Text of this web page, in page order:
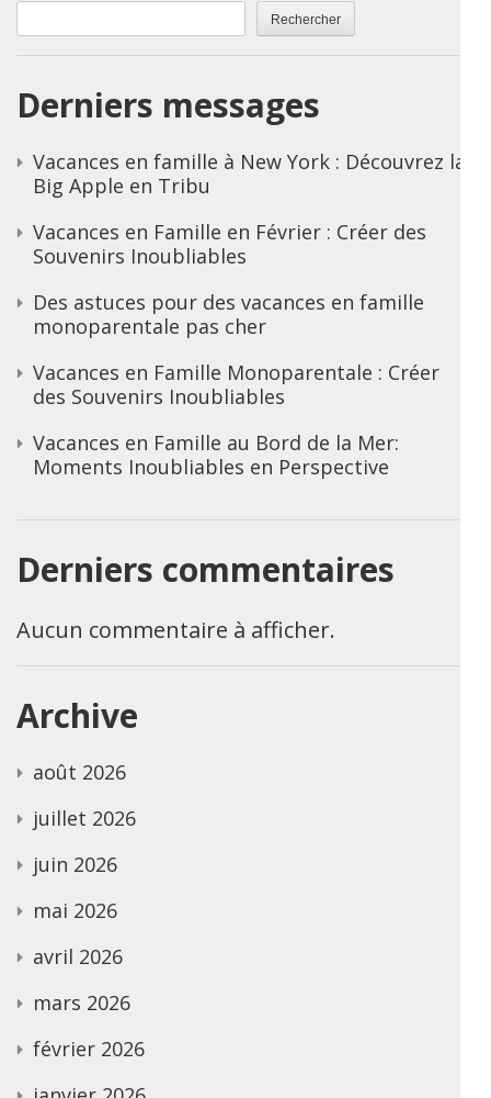
Rechercher
Derniers messages
Vacances en famille à New York : Découvrez la
Big Apple en Tribu
Vacances en Famille en Février : Créer des
Souvenirs Inoubliables
Des astuces pour des vacances en famille
monoparentale pas cher
Vacances en Famille Monoparentale : Créer
des Souvenirs Inoubliables
Vacances en Famille au Bord de la Mer:
Moments Inoubliables en Perspective
Derniers commentaires
Aucun commentaire à afficher.
Archive
août 2026
juillet 2026
juin 2026
mai 2026
avril 2026
mars 2026
février 2026